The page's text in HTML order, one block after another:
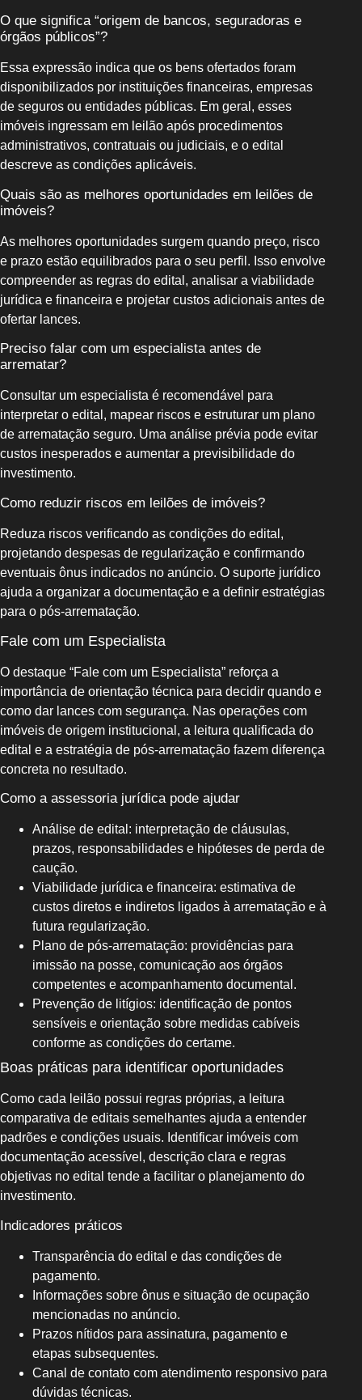
O que significa “origem de bancos, seguradoras e
órgãos públicos”?
Essa expressão indica que os bens ofertados foram
disponibilizados por instituições financeiras, empresas
de seguros ou entidades públicas. Em geral, esses
imóveis ingressam em leilão após procedimentos
administrativos, contratuais ou judiciais, e o edital
descreve as condições aplicáveis.
Quais são as melhores oportunidades em leilões de
imóveis?
As melhores oportunidades surgem quando preço, risco
e prazo estão equilibrados para o seu perfil. Isso envolve
compreender as regras do edital, analisar a viabilidade
jurídica e financeira e projetar custos adicionais antes de
ofertar lances.
Preciso falar com um especialista antes de
arrematar?
Consultar um especialista é recomendável para
interpretar o edital, mapear riscos e estruturar um plano
de arrematação seguro. Uma análise prévia pode evitar
custos inesperados e aumentar a previsibilidade do
investimento.
Como reduzir riscos em leilões de imóveis?
Reduza riscos verificando as condições do edital,
projetando despesas de regularização e confirmando
eventuais ônus indicados no anúncio. O suporte jurídico
ajuda a organizar a documentação e a definir estratégias
para o pós-arrematação.
Fale com um Especialista
O destaque “Fale com um Especialista” reforça a
importância de orientação técnica para decidir quando e
como dar lances com segurança. Nas operações com
imóveis de origem institucional, a leitura qualificada do
edital e a estratégia de pós-arrematação fazem diferença
concreta no resultado.
Como a assessoria jurídica pode ajudar
Análise de edital: interpretação de cláusulas,
prazos, responsabilidades e hipóteses de perda de
caução.
Viabilidade jurídica e financeira: estimativa de
custos diretos e indiretos ligados à arrematação e à
futura regularização.
Plano de pós-arrematação: providências para
imissão na posse, comunicação aos órgãos
competentes e acompanhamento documental.
Prevenção de litígios: identificação de pontos
sensíveis e orientação sobre medidas cabíveis
conforme as condições do certame.
Boas práticas para identificar oportunidades
Como cada leilão possui regras próprias, a leitura
comparativa de editais semelhantes ajuda a entender
padrões e condições usuais. Identificar imóveis com
documentação acessível, descrição clara e regras
objetivas no edital tende a facilitar o planejamento do
investimento.
Indicadores práticos
Transparência do edital e das condições de
pagamento.
Informações sobre ônus e situação de ocupação
mencionadas no anúncio.
Prazos nítidos para assinatura, pagamento e
etapas subsequentes.
Canal de contato com atendimento responsivo para
dúvidas técnicas.